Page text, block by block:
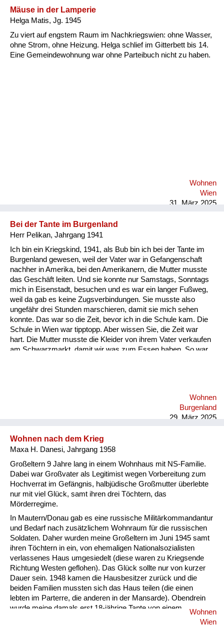
Mäuse in der Lamperie
Helga Matis, Jg. 1945
Zu viert auf engstem Raum im Nachkriegswien: ohne Wasser,
ohne Strom, ohne Heizung. Helga schlief im Gitterbett bis 14.
Eine Gemeindewohnung war ohne Parteibuch nicht zu haben.
Wohnen
Wien
31. März 2025
Bei der Tante im Burgenland
Herr Pelikan, Jahrgang 1941
Ich bin ein Kriegskind, 1941, als Bub bin ich bei der Tante im
Burgenland gewesen, weil der Vater war in Gefangenschaft
nachher in Amerika, bei den Amerikanern, die Mutter musste
das Geschäft leiten. Und sie konnte nur Samstags, Sonntags
mich in Eisenstadt, besuchen und es war ein langer Fußweg,
weil da gab es keine Zugsverbindungen. Sie musste also
ungefähr drei Stunden marschieren, damit sie mich sehen
konnte. Das war so die Zeit, bevor ich in die Schule kam. Die
Schule in Wien war tipptopp. Aber wissen Sie, die Zeit war
hart. Die Mutter musste die Kleider von ihrem Vater verkaufen
am Schwarzmarkt, damit wir was zum Essen haben. So war
Dann ging die Schule los und da war noch nichts. Die Mutter
musste noch Kleider verkaufen. Das weiß ich noch ...
Wohnen
Burgenland
29. März 2025
Wohnen nach dem Krieg
Maxa H. Danesi, Jahrgang 1958
Großeltern 9 Jahre lang in einem Wohnhaus mit NS-Familie.
Dabei war Großvater als Legitimist wegen Vorbereitung zum
Hochverrat im Gefängnis, halbjüdische Großmutter überlebte
nur mit viel Glück, samt ihren drei Töchtern, das
Mörderregime.
In Mautern/Donau gab es eine russische Militärkommandantur
und Bedarf nach zusätzlichem Wohnraum für die russischen
Soldaten. Daher wurden meine Großeltern im Juni 1945 samt
ihren Töchtern in ein, von ehemaligen Nationalsozialisten
verlassenes Haus umgesiedelt (diese waren zu Kriegsende
Richtung Westen geflohen). Das Glück sollte nur von kurzer
Dauer sein. 1948 kamen die Hausbesitzer zurück und die
beiden Familien mussten sich das Haus teilen (die einen
lebten im Parterre, die anderen in der Mansarde). Obendrein
wurde meine damals erst 18-jährige Tante von einem
Wohnen
Wien